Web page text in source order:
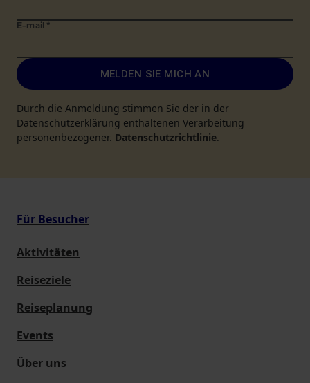
E-mail *
MELDEN SIE MICH AN
Durch die Anmeldung stimmen Sie der in der
Datenschutzerklärung enthaltenen Verarbeitung
personenbezogener. Datenschutzrichtlinie.
Für Besucher
Aktivitäten
Reiseziele
Reiseplanung
Events
Über uns